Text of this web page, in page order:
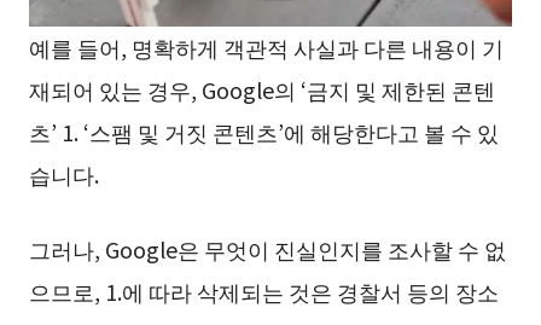
예를 들어, 명확하게 객관적 사실과 다른 내용이 기
재되어 있는 경우, Google의 ‘금지 및 제한된 콘텐
츠’ 1. ‘스팸 및 거짓 콘텐츠’에 해당한다고 볼 수 있
습니다.
그러나, Google은 무엇이 진실인지를 조사할 수 없
으므로, 1.에 따라 삭제되는 것은 경찰서 등의 장소